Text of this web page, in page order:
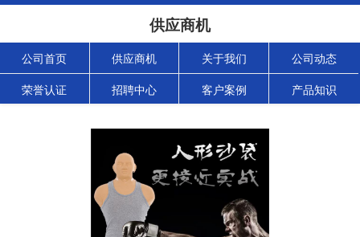
供应商机
公司首页 供应商机 关于我们 公司动态
荣誉认证 招聘中心 客户案例 产品知识